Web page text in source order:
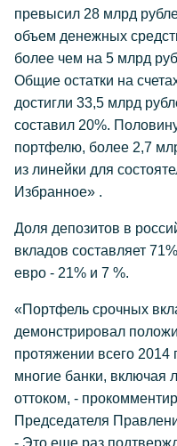
превысил 28 млрд
объем денежных
более чем на 5 млрд
Общие остатки на
достигли 33,5 млрд
составил 20%.
портфелю, более 2,7
из линейки для
Избранное» .
Доля депозитов в
вкладов составляет
евро - 21% и 7 %.
«Портфель срочных
демонстрировал
протяжении всего 2014
многие банки, включая
оттоком, -
Председателя
- Это еще раз